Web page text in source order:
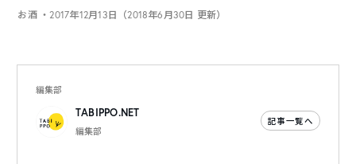
お酒 ・2017年12月13日（2018年6月30日 更新）
編集部
TABIPPO.NET
編集部
記事一覧へ